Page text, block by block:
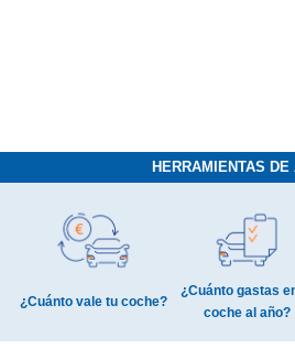
HERRAMIENTAS DE
¿Cuánto vale tu coche?
¿Cuánto gastas
coche al año?